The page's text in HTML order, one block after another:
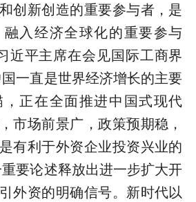
创新创造的重要参与者，是
入经济全球化的重要参与
近平主席在会见国际工商界
一直是世界经济增长的主要
正在全面推进中国式现代
市场前景广，政策预期稳，
有利于外资企业投资兴业的
要论述释放出进一步扩大开
外资的明确信号。新时代以